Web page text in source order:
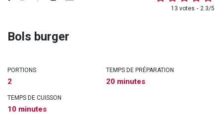
13 votes 2.3/5
Bols burger
PORTIONS
2
TEMPS DE PRÉPARATION
20 minutes
TEMPS DE CUISSON
10 minutes